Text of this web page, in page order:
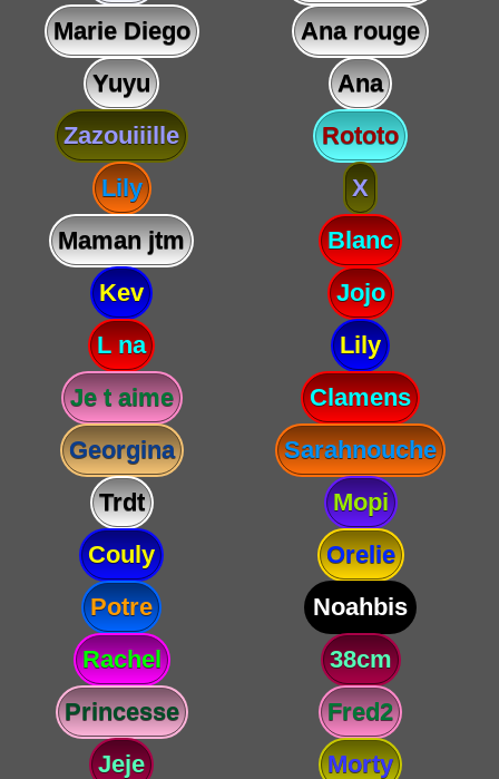
Marie Diego
Ana rouge
Yuyu
Ana
Zazouiiille
Rototo
Lily
X
Maman jtm
Blanc
Kev
Jojo
L na
Lily
Je t aime
Clamens
Georgina
Sarahnouche
Trdt
Mopi
Couly
Orelie
Potre
Noahbis
Rachel
38cm
Princesse
Fred2
Jeje
Morty